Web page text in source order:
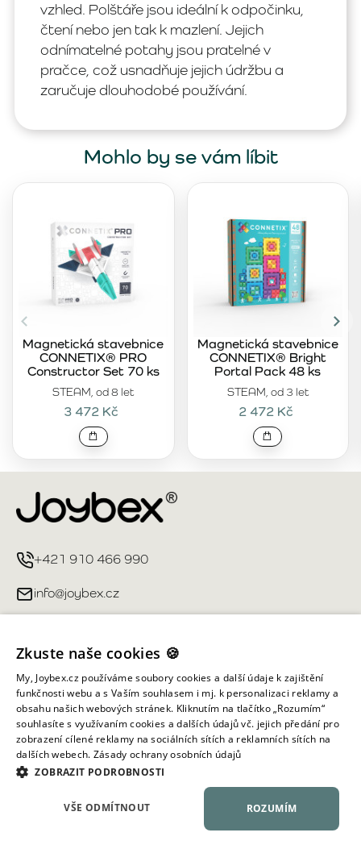
vzhled. Polštáře jsou ideální k odpočinku,
čtení nebo jen tak k mazlení. Jejich
odnímatelné potahy jsou pratelné v
pračce, což usnadňuje jejich údržbu a
zaručuje dlouhodobé používání.
Mohlo by se vám líbit
STEAM, od 8 let
Magnetická stavebnice
CONNETIX® PRO
Constructor Set 70 ks
3 472 Kč
STEAM, od 3 let
Magnetická stavebnice
CONNETIX® Bright
Portal Pack 48 ks
2 472 Kč
+421 910 466 990
info@joybex.cz
Můj účet
Informace obchodu
Všechna práva vyhrazena ©
Zkuste naše cookies 🍪
My, Joybex.cz používáme soubory cookies a další údaje k zajištění
funkčnosti webu a s Vaším souhlasem i mj. k personalizaci reklamy a
obsahu našich webových stránek. Kliknutím na tlačítko „Rozumím“
souhlasíte s využívaním cookies a dalších údajů vč. jejich předání pro
zobrazení cílené reklamy na sociálních sítích a reklamních sítích na
dalších webech. Zásady ochrany osobních údajů
ZOBRAZIT PODROBNOSTI
ROZUMÍM
VŠE ODMÍTNOUT